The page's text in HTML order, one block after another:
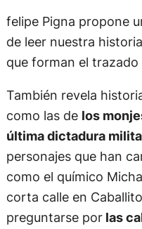
felipe Pigna propone
de leer nuestra
que forman el trazado
También revela
como las de los
última dictadura
personajes que han
como el químico
corta calle en
preguntarse porlas